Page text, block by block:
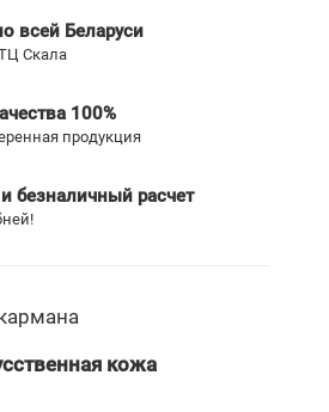
всей Беларуси
Скала
100%
продукция
безналичный расчет
кожа